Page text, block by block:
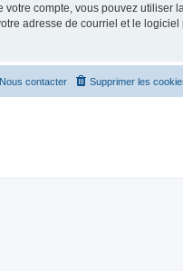
compte, vous pouvez utiliser
adresse de courriel et le
Supprimer les
Nous contacter